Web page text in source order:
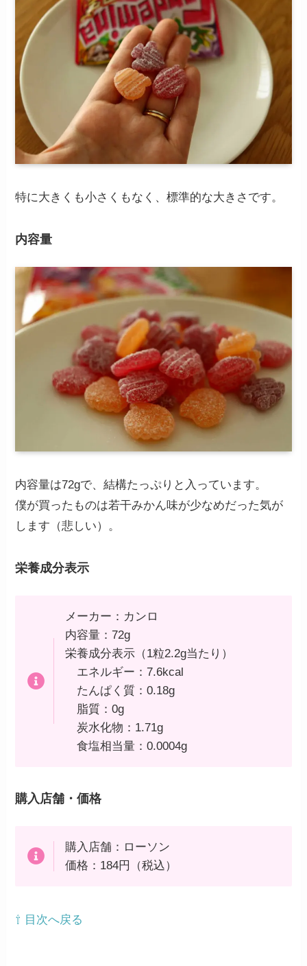
特に大きくも小さくもなく、標準的な大きさです。
内容量
内容量は72gで、結構たっぷりと入っています。
僕が買ったものは若干みかん味が少なめだった気が
します（悲しい）。
栄養成分表示
メーカー：カンロ
内容量：72g
栄養成分表示（1粒2.2g当たり）
エネルギー：7.6kcal
たんぱく質：0.18g
脂質：0g
炭水化物：1.71g
食塩相当量：0.0004g
購入店舗・価格
購入店舗：ローソン
価格：184円（税込）
⇧ 目次へ戻る